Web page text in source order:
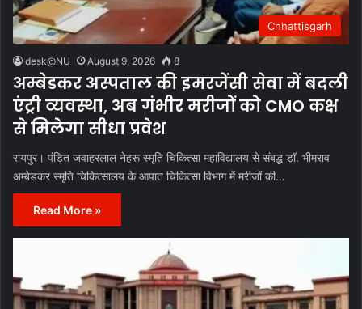
Chhattisgarh
desk@NU August 9, 2026 8
अम्बेडकर अस्पताल की इमरजेंसी सेवा में बदली
एंट्री व्यवस्था, अब गंभीर मरीजों को CMO कक्ष
से मिलेगा सीधा प्रवेश
रायपुर। पंडित जवाहरलाल नेहरू स्मृति चिकित्सा महाविद्यालय से संबद्ध डॉ. भीमराव
अम्बेडकर स्मृति चिकित्सालय के आपात चिकित्सा विभाग में मरीजों की…
Read More »